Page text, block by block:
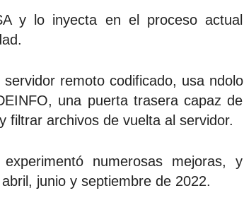
y lo inyecta en el proceso actual
remoto codificado, usa ndolo
una puerta trasera capaz de
filtrar archivos de vuelta al servidor.
numerosas mejoras, y
junio y septiembre de 2022.